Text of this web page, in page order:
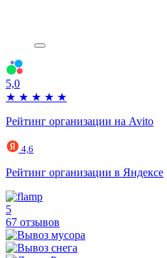
5,0
★ ★ ★ ★ ★
Рейтинг организации на Avito
4,6
Рейтинг организации в Яндексе
5
67 отзывов